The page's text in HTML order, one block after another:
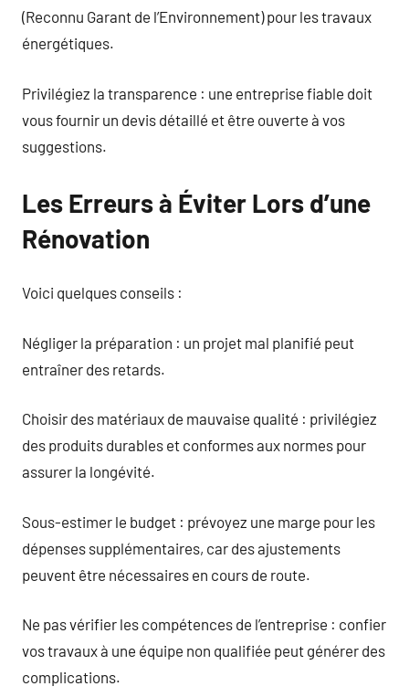
(Reconnu Garant de l’Environnement) pour les travaux
énergétiques.
Privilégiez la transparence : une entreprise fiable doit
vous fournir un devis détaillé et être ouverte à vos
suggestions.
Les Erreurs à Éviter Lors d’une
Rénovation
Voici quelques conseils :
Négliger la préparation : un projet mal planifié peut
entraîner des retards.
Choisir des matériaux de mauvaise qualité : privilégiez
des produits durables et conformes aux normes pour
assurer la longévité.
Sous-estimer le budget : prévoyez une marge pour les
dépenses supplémentaires, car des ajustements
peuvent être nécessaires en cours de route.
Ne pas vérifier les compétences de l’entreprise : confier
vos travaux à une équipe non qualifiée peut générer des
complications.